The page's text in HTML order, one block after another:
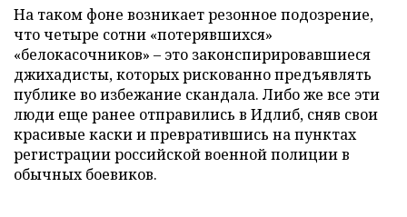
На таком фоне возникает резонное подозрение,
что четыре сотни «потерявшихся»
«белокасочников» – это законспирировавшиеся
джихадисты, которых рискованно предъявлять
публике во избежание скандала. Либо же все эти
люди еще ранее отправились в Идлиб, сняв свои
красивые каски и превратившись на пунктах
регистрации российской военной полиции в
обычных боевиков.